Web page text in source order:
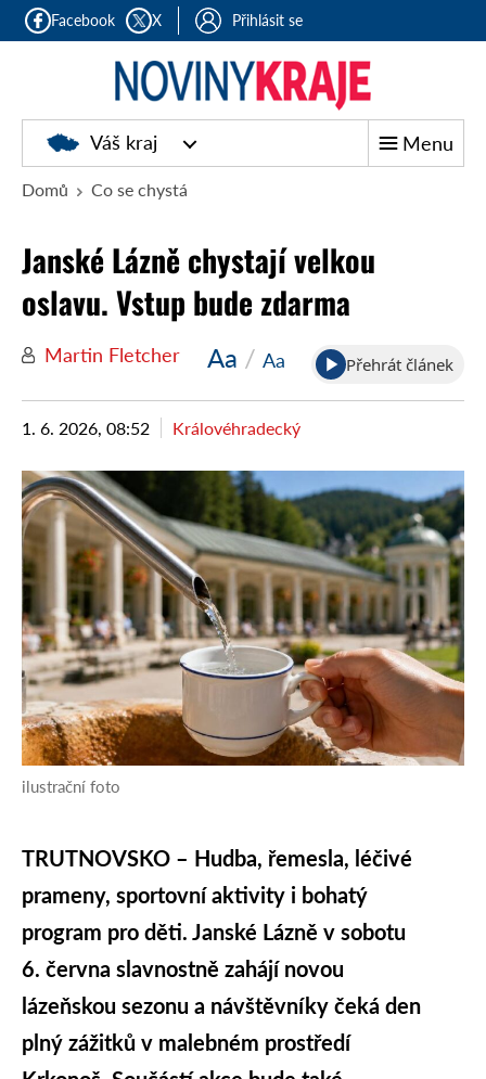
Facebook X Přihlásit se
Noviny
kraje
Váš kraj Menu
Domů Co se chystá
Janské Lázně chystají velkou
oslavu. Vstup bude zdarma
Martin Fletcher Aa / Aa Přehrát článek
1. 6. 2026, 08:52 Královéhradecký
ilustrační foto
TRUTNOVSKO – Hudba, řemesla, léčivé
prameny, sportovní aktivity i bohatý
program pro děti. Janské Lázně v sobotu
6. června slavnostně zahájí novou
lázeňskou sezonu a návštěvníky čeká den
plný zážitků v malebném prostředí